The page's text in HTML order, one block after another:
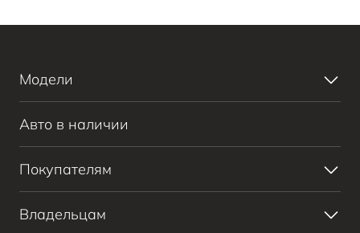
Модели
Bestune B70
Bestune T77
Авто в наличии
Покупателям
КРЕДИТ И СТРАХОВАНИЕ
Владельцам